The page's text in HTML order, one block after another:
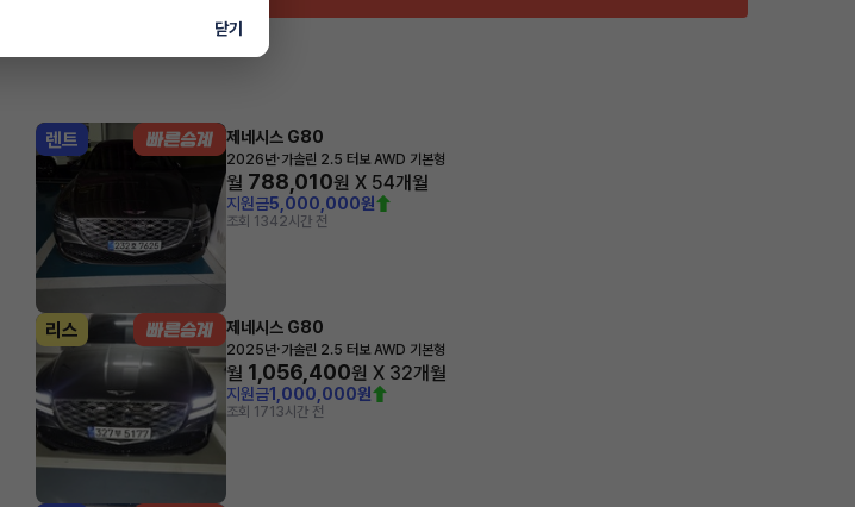
렌트 제네시스 G80
2026년·가솔린 2.5 터보 AWD 기본형
월 788,010원 X 54개월
지원금5,000,000원
조회 1342시간 전
리스 제네시스 G80
2025년·가솔린 2.5 터보 AWD 기본형
월 1,056,400원 X 32개월
지원금1,000,000원
조회 171 3시간 전
닫기